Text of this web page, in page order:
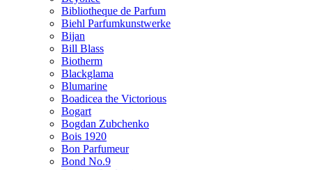
Bibliotheque de Parfum
Biehl Parfumkunstwerke
Bijan
Bill Blass
Biotherm
Blackglama
Blumarine
Boadicea the Victorious
Bogart
Bogdan Zubchenko
Bois 1920
Bon Parfumeur
Bond No.9